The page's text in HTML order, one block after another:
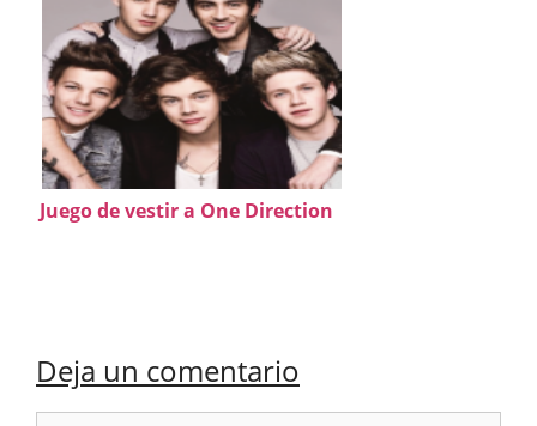
Juego de vestir a One Direction
Deja un comentario